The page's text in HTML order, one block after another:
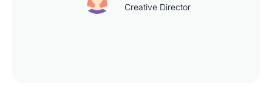
Creative Director